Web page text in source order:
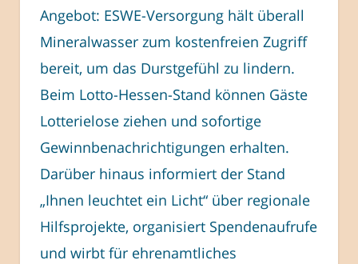
Angebot: ESWE-Versorgung hält überall
Mineralwasser zum kostenfreien Zugriff
bereit, um das Durstgefühl zu lindern.
Beim Lotto-Hessen-Stand können Gäste
Lotterielose ziehen und sofortige
Gewinnbenachrichtigungen erhalten.
Darüber hinaus informiert der Stand
„Ihnen leuchtet ein Licht“ über regionale
Hilfsprojekte, organisiert Spendenaufrufe
und wirbt für ehrenamtliches